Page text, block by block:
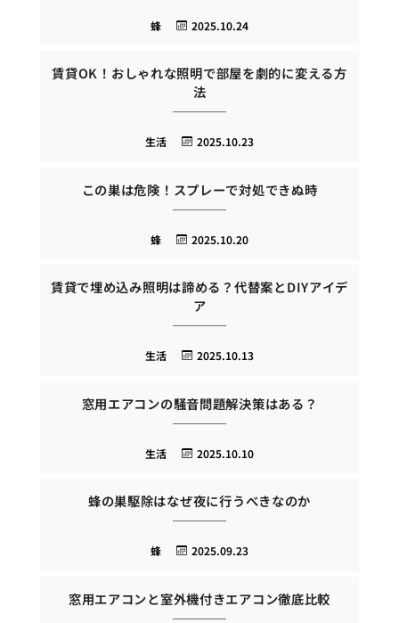
2025.10.24
蜂
賃貸OK！おしゃれな照明で部屋を劇的に変える方
法
2025.10.23
生活
この巣は危険！スプレーで対処できぬ時
2025.10.20
蜂
賃貸で埋め込み照明は諦める？代替案とDIYアイデ
ア
2025.10.13
生活
窓用エアコンの騒音問題解決策はある？
2025.10.10
生活
蜂の巣駆除はなぜ夜に行うべきなのか
2025.09.23
蜂
窓用エアコンと室外機付きエアコン徹底比較